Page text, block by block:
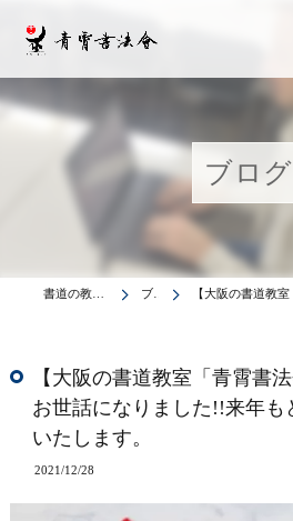
ブログ
書道の教室は青霄書法会 ブログ 【大阪の書道教室「青霄書法会」】
【大阪の書道教室「青霄書
お世話になりました!!来年も
いたします。
2021/12/28